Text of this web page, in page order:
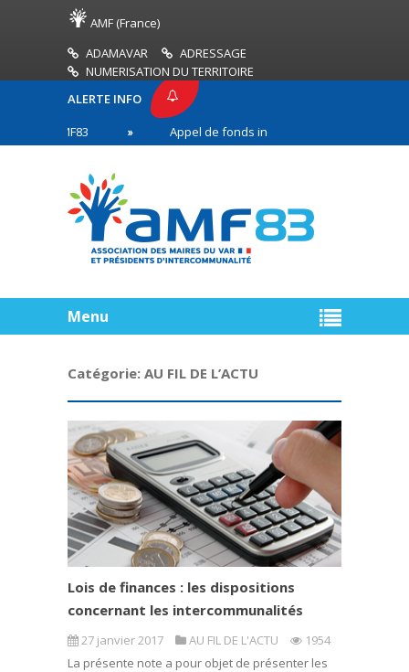
AMF (France)
ADAMAVAR
ADRESSAGE
NUMERISATION DU TERRITOIRE
ALERTE INFO
Appel de fonds incendies de forêt
première ligne
Menu
Catégorie: AU FIL DE L’ACTU
Lois de finances : les dispositions
concernant les intercommunalités
27 janvier 2017 AU FIL DE L'ACTU
1954
La présente note a pour objet de présenter les